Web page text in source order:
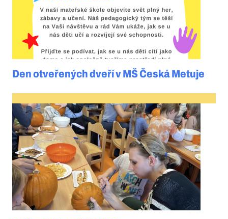
Den otveřených dveří v MŠ Česká Metuje